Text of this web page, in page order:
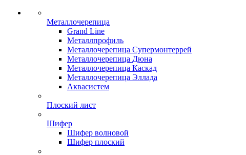
Металлочерепица
Grand Line
Металлпрофиль
Металлочерепица Супермонтеррей
Металлочерепица Дюна
Металлочерепица Каскад
Металлочерепица Эллада
Аквасистем
Плоский лист
Шифер
Шифер волновой
Шифер плоский